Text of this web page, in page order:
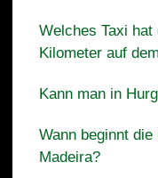
Welches Taxi hat
Kilometer auf
Kann man in
Wann beginnt
Madeira?